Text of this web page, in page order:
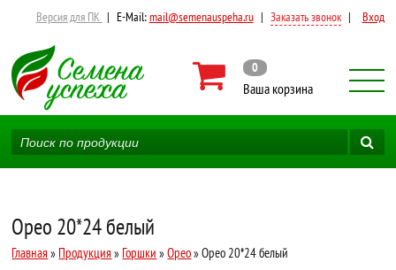
Версия для ПК | E-Mail:mail@semenauspeha.ru | Заказать звонок | Вход
0
Ваша корзина
Орео 20*24 белый
Главная » Продукция » Горшки »Орео» Орео 20*24 белый